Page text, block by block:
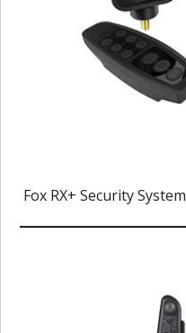
Fox RX+ Security System